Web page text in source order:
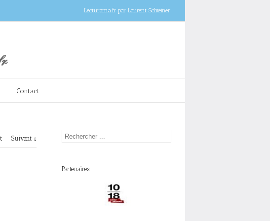
Lecturama.fr par Laurent Schteiner
Contact
Suivant
Partenaires